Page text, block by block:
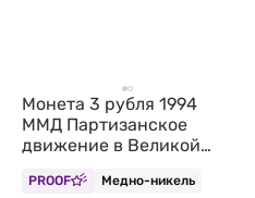
Монета 3 рубля 1994
ММД Партизанское
движение в Великой
Партизаны (запайка)
PROOF Медно-никель